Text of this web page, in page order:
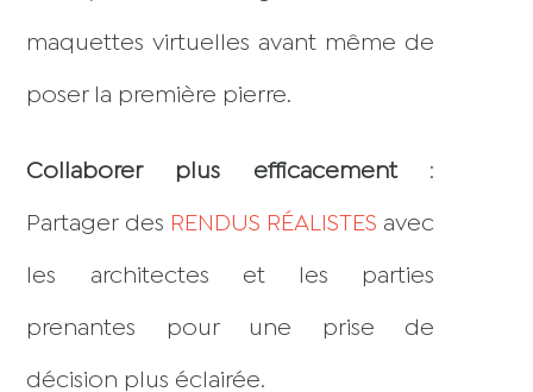
maquettes virtuelles avant même de
poser la première pierre.
Collaborer plus efficacement:
Partager des RENDUS RÉALISTES avec
les architectes et les parties
prenantes pour une prise de
décision plus éclairée.